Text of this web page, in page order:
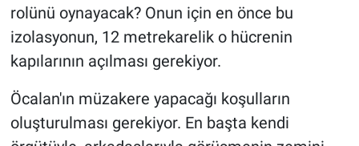
rolünü oynayacak? Onun için en önce bu
izolasyonun, 12 metrekarelik o hücrenin
kapılarının açılması gerekiyor.
Öcalan'ın müzakere yapacağı koşulların
oluşturulması gerekiyor. En başta kendi